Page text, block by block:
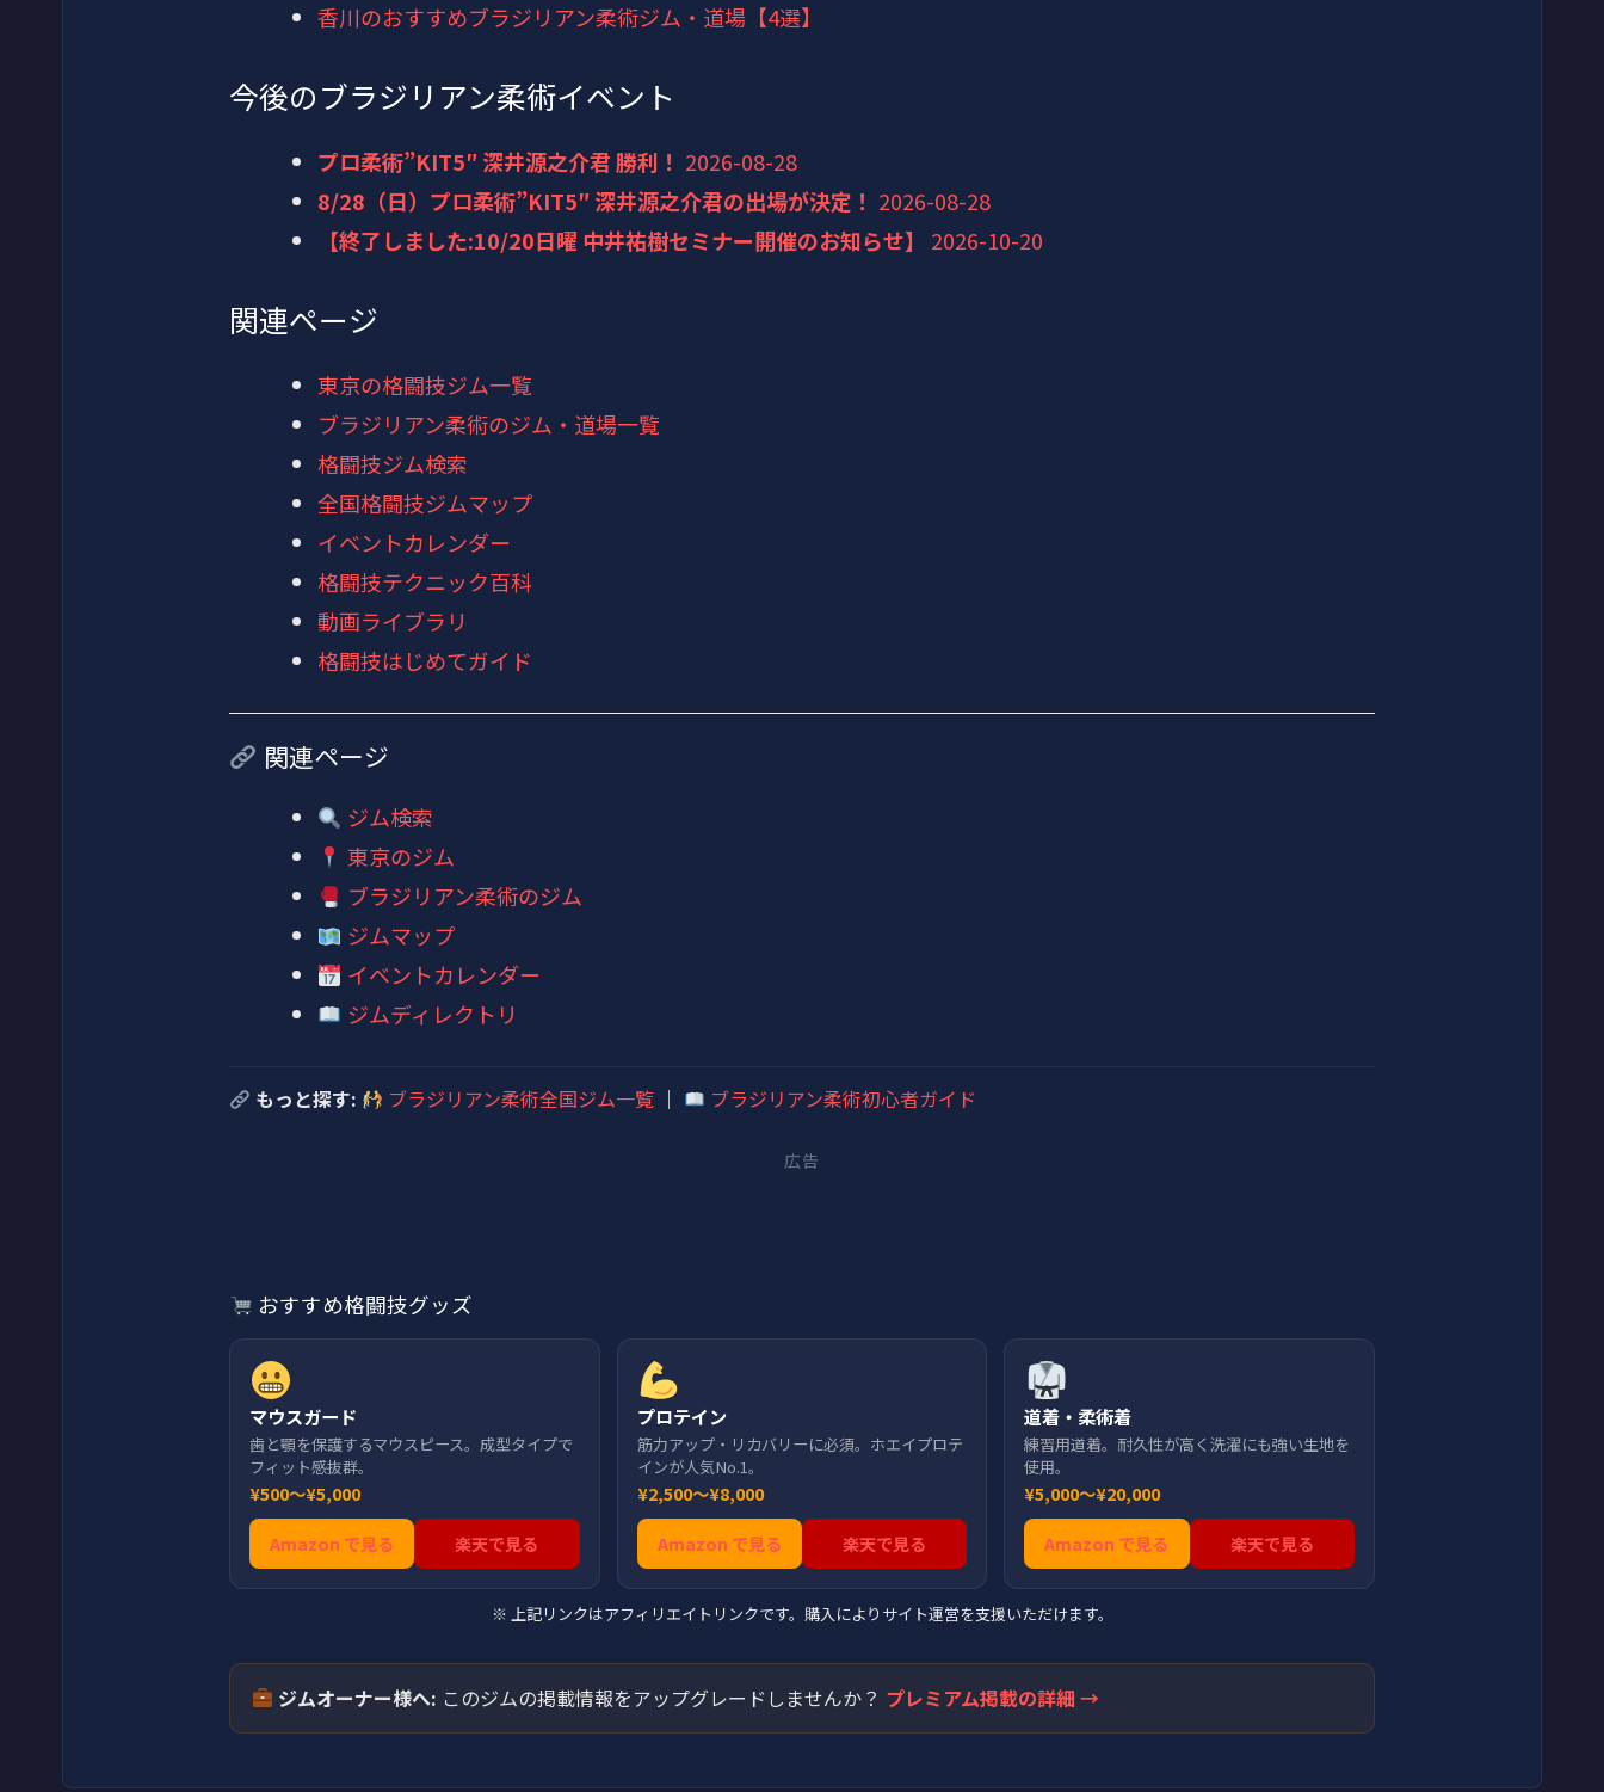
香川のおすすめブラジリアン柔術ジム・道場【4選】
今後のブラジリアン柔術イベント
プロ柔術”KIT5″ 深井源之介君 勝利！ 2026-08-28
8/28（日）プロ柔術”KIT5″ 深井源之介君の出場が決定！ 2026-08-28
【終了しました:10/20日曜 中井祐樹セミナー開催のお知らせ】
2026-10-20
関連ページ
東京の格闘技ジム一覧
ブラジリアン柔術のジム・道場一覧
格闘技ジム検索
全国格闘技ジムマップ
イベントカレンダー
格闘技テクニック百科
動画ライブラリ
格闘技はじめてガイド
関連ページ
ジム検索
東京のジム
ブラジリアン柔術のジム
ジムマップ
イベントカレンダー
ジムディレクトリ
もっと探す: ブラジリアン柔術全国ジム一覧 ｜ ブラジリアン柔術初心者ガイド
広告
おすすめ格闘技グッズ
マウスガード
歯と顎を保護するマウスピース。成型タイプで
フィット感抜群。
¥500〜¥5,000
Amazon で見る 楽天で見る
プロテイン
筋力アップ・リカバリーに必須。ホエイプロテ
インが人気No.1。
¥2,500〜¥8,000
Amazon で見る 楽天で見る
道着・柔術着
練習用道着。耐久性が高く洗濯にも強い生地を
使用。
¥5,000〜¥20,000
Amazon で見る 楽天で見る
※ 上記リンクはアフィリエイトリンクです。購入によりサイト運営を支援いただけます。
ジムオーナー様へ: このジムの掲載情報をアップグレードしませんか？ プレミアム掲載の詳細 →